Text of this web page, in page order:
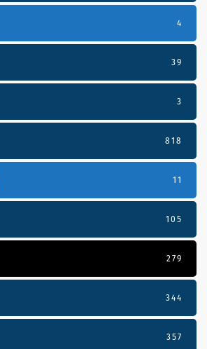
4
39
3
818
11
105
279
344
357